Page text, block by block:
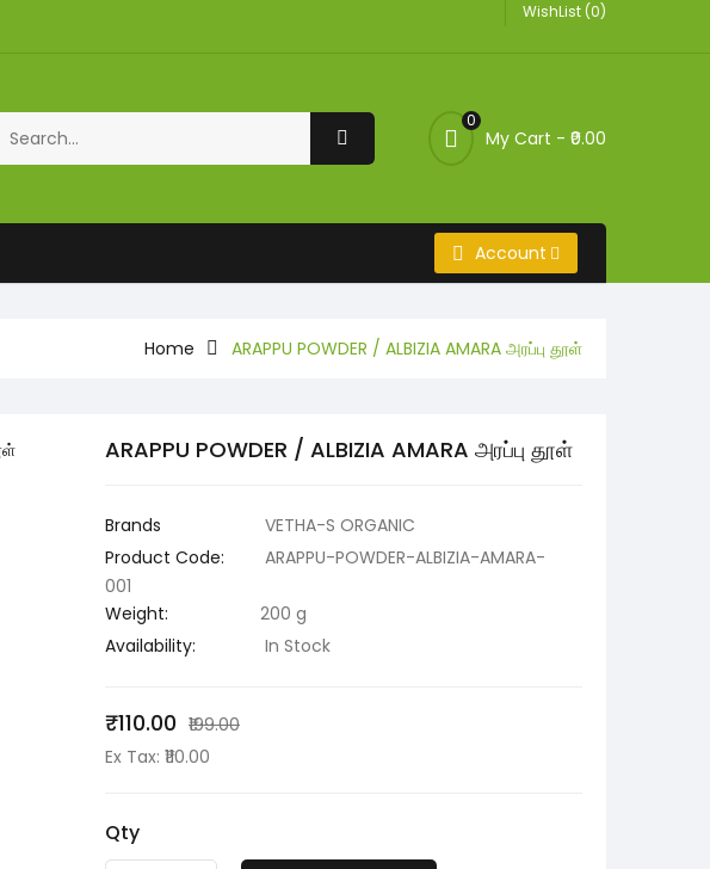
WishList (0)
0
My Cart - ₹0.00
Account
Home ARAPPU POWDER / ALBIZIA AMARA அரப்பு தூள்
ARAPPU POWDER / ALBIZIA AMARA அரப்பு தூள்
Brands
VETHA-S ORGANIC
Product Code:
ARAPPU-POWDER-ALBIZIA-AMARA-
001
Weight:
200 g
Availability:
In Stock
₹110.00 ₹199.00
Ex Tax: ₹110.00
Qty